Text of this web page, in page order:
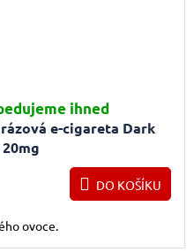
e-cigareta Dark
3,0 z 5 hvězdiček.
ihned
DO KOŠÍKU
ovoce.